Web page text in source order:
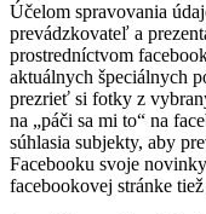
Účelom spravovania
prevádzkovateľ a
prostredníctvom
aktuálnych špeciálnych
prezrieť si fotky z
na „páči sa mi to“ na
súhlasia subjekty, aby
Facebooku svoje
facebookovej stránke